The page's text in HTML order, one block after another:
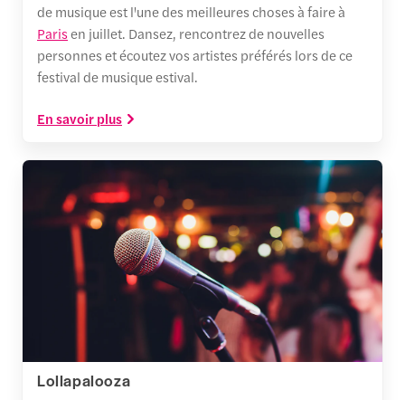
de musique est l'une des meilleures choses à faire à
Parisen juillet. Dansez, rencontrez de nouvelles
personnes et écoutez vos artistes préférés lors de ce
festival de musique estival.
En savoir plus
Lollapalooza